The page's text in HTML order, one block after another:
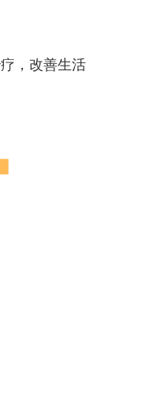
，改善生活